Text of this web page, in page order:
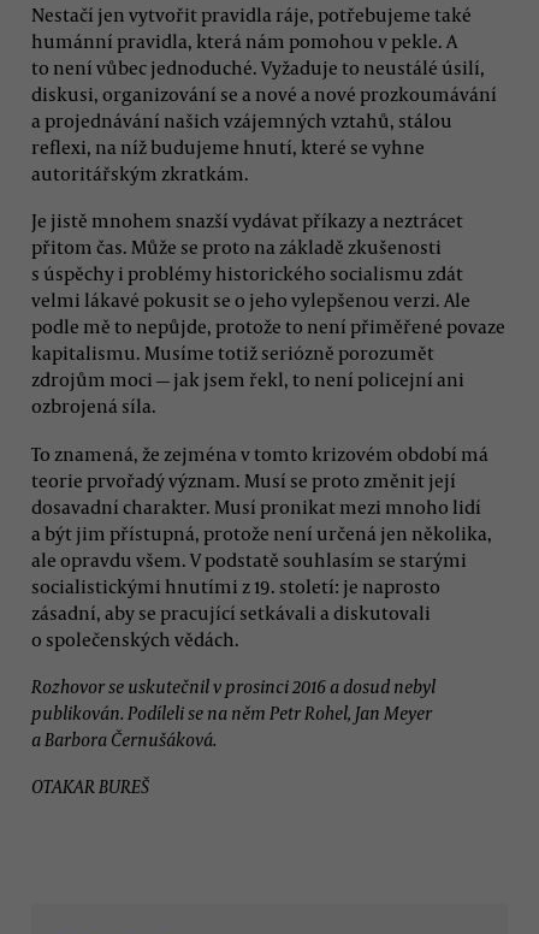
Nestačí jen vytvořit pravidla ráje, potřebujeme také
humánní pravidla, která nám pomohou v pekle. A
to není vůbec jednoduché. Vyžaduje to neustálé úsilí,
diskusi, organizování se a nové a nové prozkoumávání
a projednávání našich vzájemných vztahů, stálou
reflexi, na níž budujeme hnutí, které se vyhne
autoritářským zkratkám.
Je jistě mnohem snazší vydávat příkazy a neztrácet
přitom čas. Může se proto na základě zkušenosti
s úspěchy i problémy historického socialismu zdát
velmi lákavé pokusit se o jeho vylepšenou verzi. Ale
podle mě to nepůjde, protože to není přiměřené povaze
kapitalismu. Musíme totiž seriózně porozumět
zdrojům moci — jak jsem řekl, to není policejní ani
ozbrojená síla.
To znamená, že zejména v tomto krizovém období má
teorie prvořadý význam. Musí se proto změnit její
dosavadní charakter. Musí pronikat mezi mnoho lidí
a být jim přístupná, protože není určená jen několika,
ale opravdu všem. V podstatě souhlasím se starými
socialistickými hnutími z 19. století: je naprosto
zásadní, aby se pracující setkávali a diskutovali
o společenských vědách.
Rozhovor se uskutečnil v prosinci 2016 a dosud nebyl
publikován. Podíleli se na něm Petr Rohel, Jan Meyer
a Barbora Černušáková.
OTAKAR BUREŠ